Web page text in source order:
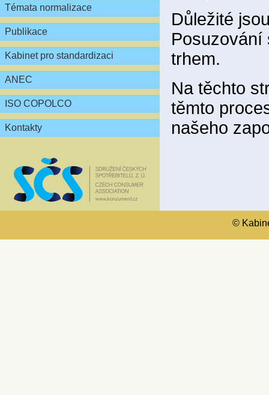
Témata normalizace
Publikace
Kabinet pro standardizaci
ANEC
ISO COPOLCO
Kontakty
Důležité
Posuzování
trhem.
Na těchto
těmto
našeho
©